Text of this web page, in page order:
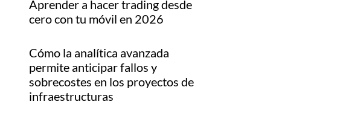
Aprender a hacer trading desde
cero con tu móvil en 2026
Cómo la analítica avanzada
permite anticipar fallos y
sobrecostes en los proyectos de
infraestructuras